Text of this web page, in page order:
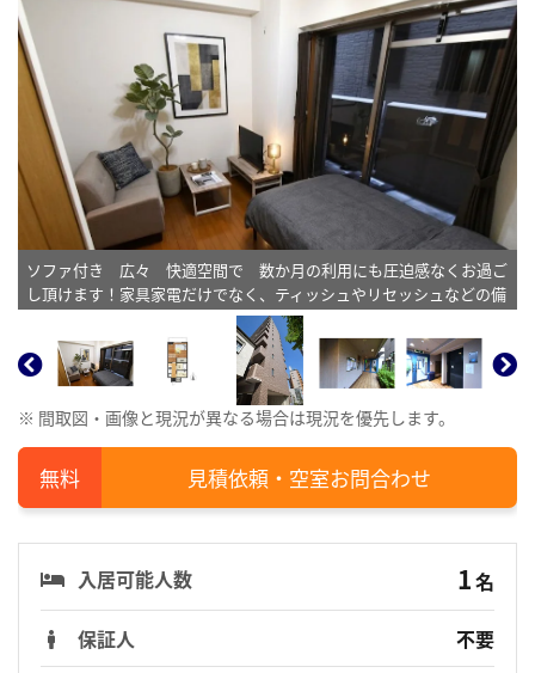
ソファ付き 広々 快適空間で 数か月の利用にも圧迫感なくお過ご
し頂けます！家具家電だけでなく、ティッシュやリセッシュなどの備
品も充実！※植木と額とクッションなどは写真用です。
※ 間取図・画像と現況が異なる場合は現況を優先します。
見積依頼・空室お問合わせ
入居可能人数 1名
保証人
不要